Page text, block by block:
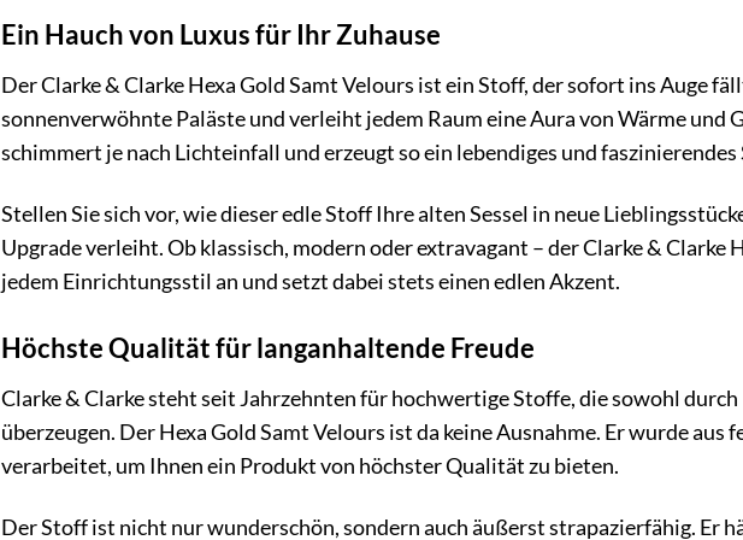
Ein Hauch von Luxus für Ihr Zuhause
Der Clarke & Clarke Hexa Gold Samt Velours ist ein Stoff, der sofort ins Auge
sonnenverwöhnte Paläste und verleiht jedem Raum eine Aura von Wärme und
schimmert je nach Lichteinfall und erzeugt so ein lebendiges und
Stellen Sie sich vor, wie dieser edle Stoff Ihre alten Sessel in neue
Upgrade verleiht. Ob klassisch, modern oder extravagant – der Clarke & Clarke
jedem Einrichtungsstil an und setzt dabei stets einen edlen Akzent.
Höchste Qualität für langanhaltende Freude
Clarke & Clarke steht seit Jahrzehnten für hochwertige Stoffe, die sowohl
überzeugen. Der Hexa Gold Samt Velours ist da keine Ausnahme. Er wurde
verarbeitet, um Ihnen ein Produkt von höchster Qualität zu bieten.
Der Stoff ist nicht nur wunderschön, sondern auch äußerst strapazierfähig. Er